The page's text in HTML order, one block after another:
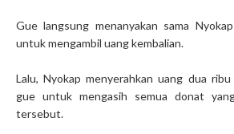
Gue langsung menanyakan sama
untuk mengambil uang kembalian.
Lalu, Nyokap menyerahkan uang dua
gue untuk mengasih semua donat
tersebut.